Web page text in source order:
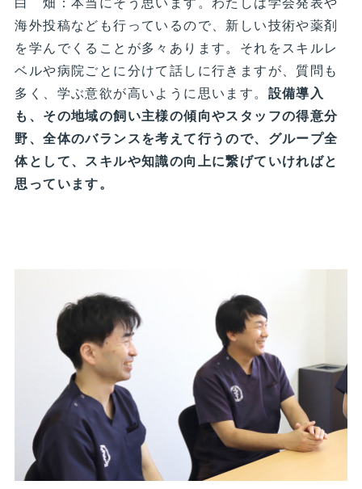
海外投稿なども行っているので、新しい技術や薬剤
を学んでくることが多々あります。それをスキルレ
ベルや病院ごとに分けて話しに行きますが、質問も
多く、学ぶ意欲が高いように思います。 設備導入
も、その地域の飼い主様の傾向やスタッフの得意分
野、全体のバランスを考えて行うので、グループ全
体として、スキルや知識の向上に繋げていければと
思っています。